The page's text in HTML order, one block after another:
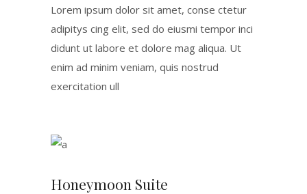
Lorem ipsum dolor sit amet, conse ctetur
adipitys cing elit, sed do eiusmi tempor inci
didunt ut labore et dolore mag aliqua. Ut
enim ad minim veniam, quis nostrud
exercitation ull
Honeymoon Suite